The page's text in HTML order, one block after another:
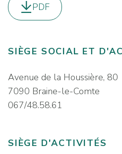
Télécharger le
PDF
SIÈGE SOCIAL ET
Avenue de la Houssière, 80
7090 Braine-le-Comte
067/48.58.61
SIÈGE D'ACTIVITÉS